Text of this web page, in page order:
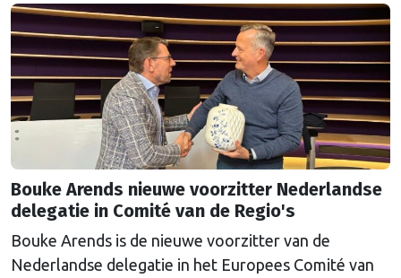
Bouke Arends nieuwe voorzitter Nederlandse
delegatie in Comité van de Regio's
Bouke Arends is de nieuwe voorzitter van de
Nederlandse delegatie in het Europees Comité van